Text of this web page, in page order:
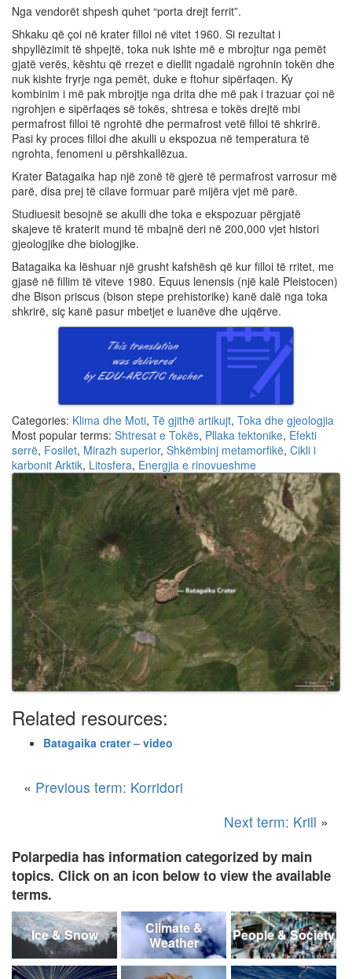
Nga vendorët shpesh quhet “porta drejt ferrit”.
Shkaku që çoi në krater filloi në vitet 1960. Si rezultat i
shpyllëzimit të shpejtë, toka nuk ishte më e mbrojtur nga pemët
gjatë verës, kështu që rrezet e diellit ngadalë ngrohnin tokën dhe
nuk kishte fryrje nga pemët, duke e ftohur sipërfaqen. Ky
kombinim i më pak mbrojtje nga drita dhe më pak i trazuar çoi në
ngrohjen e sipërfaqes së tokës, shtresa e tokës drejtë mbi
permafrost filloi të ngrohtë dhe permafrost vetë filloi të shkrirë.
Pasi ky proces filloi dhe akulli u ekspozua në temperatura të
ngrohta, fenomeni u përshkallëzua.
Krater Batagaika hap një zonë të gjerë të permafrost varrosur më
parë, disa prej të cilave formuar parë mijëra vjet më parë.
Studiuesit besojnë se akulli dhe toka e ekspozuar përgjatë
skajeve të kraterit mund të mbajnë deri në 200,000 vjet histori
gjeologjike dhe biologjike.
Batagaika ka lëshuar një grusht kafshësh që kur filloi të rritet, me
gjasë në fillim të viteve 1980. Equus lenensis (një kalë Pleistocen)
dhe Bison priscus (bison stepe prehistorike) kanë dalë nga toka
shkrirë, siç kanë pasur mbetjet e luanëve dhe ujqërve.
Categories: Klima dhe Moti, Të gjithë artikujt, Toka dhe gjeologjia
Most popular terms: Shtresat e Tokës, Pllaka tektonike, Efekti
serrë, Fosilet, Mirazh superior, Shkëmbinj metamorfikë, Cikli i
karbonit Arktik, Litosfera, Energjia e rinovueshme
Related resources:
Batagaika crater – video
« Previous term: Korridori
Next term: Krill »
Polarpedia has information categorized by main
topics. Click on an icon below to view the available
terms.
Ice & Snow
Climate &
Weather
People & Society